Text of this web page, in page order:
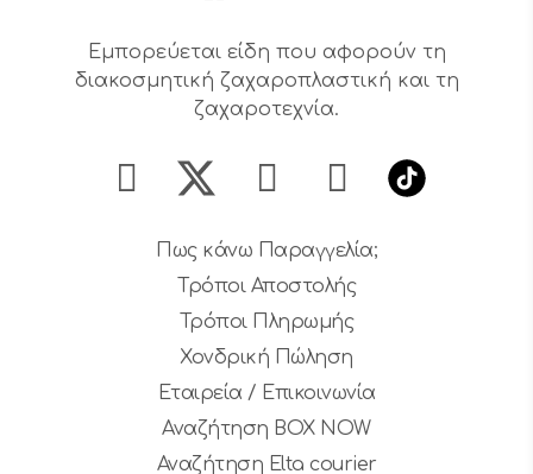
Εμπορεύεται είδη που αφορούν τη
διακοσμητική ζαχαροπλαστική και τη
ζαχαροτεχνία.
Πως κάνω Παραγγελία;
Τρόποι Αποστολής
Τρόποι Πληρωμής
Χονδρική Πώληση
Εταιρεία / Επικοινωνία
Αναζήτηση BOX NOW
Αναζήτηση Elta courier